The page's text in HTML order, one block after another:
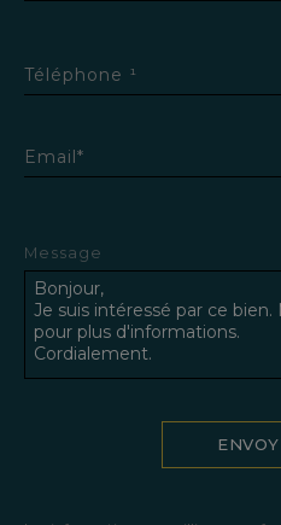
Téléphone ¹
Email*
Message